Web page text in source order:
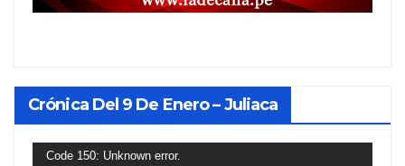
Crónica Del 9 De Enero – Juliaca
Reproductor
Code 150: Unknown error.